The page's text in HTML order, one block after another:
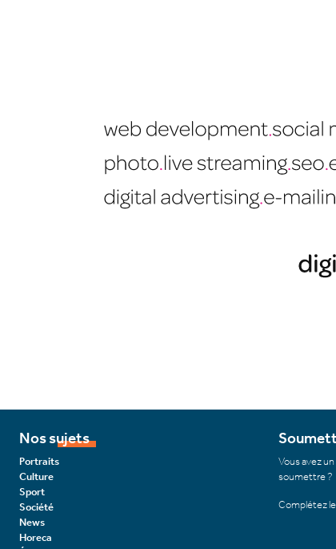
Nos sujets
Portraits
Culture
Sport
Société
News
Horeca
Vous avez
soumettre ?
Complétez le